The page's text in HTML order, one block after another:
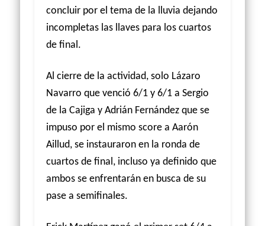
concluir por el tema de la lluvia dejando
incompletas las llaves para los cuartos
de final.
Al cierre de la actividad, solo Lázaro
Navarro que venció 6/1 y 6/1 a Sergio
de la Cajiga y Adrián Fernández que se
impuso por el mismo score a Aarón
Aillud, se instauraron en la ronda de
cuartos de final, incluso ya definido que
ambos se enfrentarán en busca de su
pase a semifinales.